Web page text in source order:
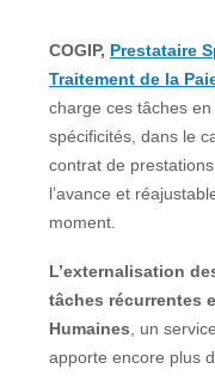
COGIP, Prestataire
Traitement de la
charge ces tâches
spécificités, dans le
contrat de
l’avance et
moment.
L’externalisation
tâches récurrentes
Humaines, un
apporte encore plus